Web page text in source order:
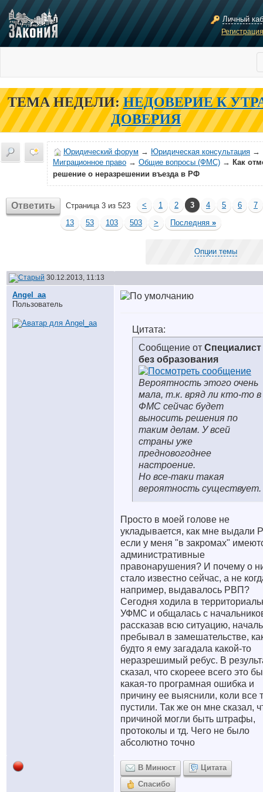
Личный
ТЕМА НЕДЕЛИ: НЕДОВЕРИЕ К
ДОВЕРИЯ
Юридический форум → Юридическая консультация →
Миграционное право → Общие вопросы (ФМС) → Как
решение о неразрешении въезда в РФ
Ответить Страница 3 из 523 < 1 2 3 4 5 6
7
13
53 103 503 > Последняя »
Опции темы
30.12.2013, 11:13
Angel_aa
Пользователь
Цитата:
Сообщение от Специалист
без образования
Вероятность этого очень
мала, т.к. вряд ли кто-то в
ФМС сейчас будет
выносить решения по
таким делам. У всей
страны уже
предновогоднее
настроение.
Но все-таки такая
вероятность существует.
Просто в моей голове не
укладывается, как мне выдали
если у меня "в закромах"
административные
правонарушения? И почему о
стало известно сейчас, а не
например, выдавалось РВП?
Сегодня ходила в
УФМС и общалась с
рассказав всю ситуацию,
пребывал в замешательстве,
будто я ему загадала какой-то
неразрешимый ребус. В
сказал, что скореее всего это
какая-то програмная ошибка и
причину ее выяснили, коли все
пустили. Так же он мне сказал,
причиной могли быть штрафы,
протоколы и тд. Чего не было
абсолютно точно
В Минюст
Цитата
Спасибо